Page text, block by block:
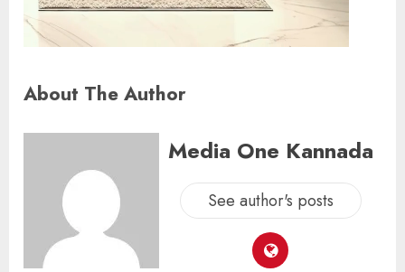
About The Author
Media One Kannada
See author's posts